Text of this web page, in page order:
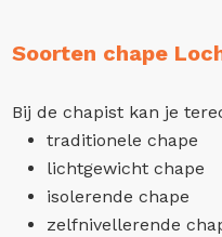
Soorten chape
Bij de chapist kan je
traditionele chape
lichtgewicht chape
isolerende chape
zelfnivellerende